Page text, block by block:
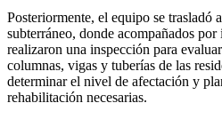
Posteriormente, el equipo se trasladó
subterráneo, donde acompañados
realizaron una inspección para
columnas, vigas y tuberías de las
determinar el nivel de afectación y
rehabilitación necesarias.